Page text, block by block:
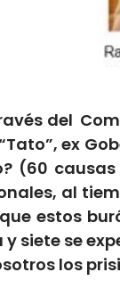
del
“Tato”, ex
(60
al
estos
siete se
los